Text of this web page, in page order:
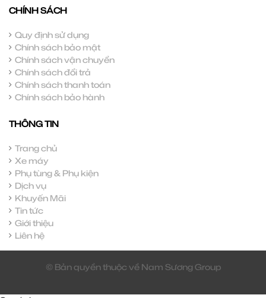
CHÍNH SÁCH
Quy định sử dụng
Chính sách bảo mật
Chính sách vận chuyển
Chính sách đổi trả
Chính sách thanh toán
Chính sách bảo hành
THÔNG TIN
Trang chủ
Xe máy
Phụ tùng & Phụ kiện
Dịch vụ
Khuyến Mãi
Tin tức
Giới thiệu
Liên hệ
© Bản quyền thuộc về Nam Sương Group